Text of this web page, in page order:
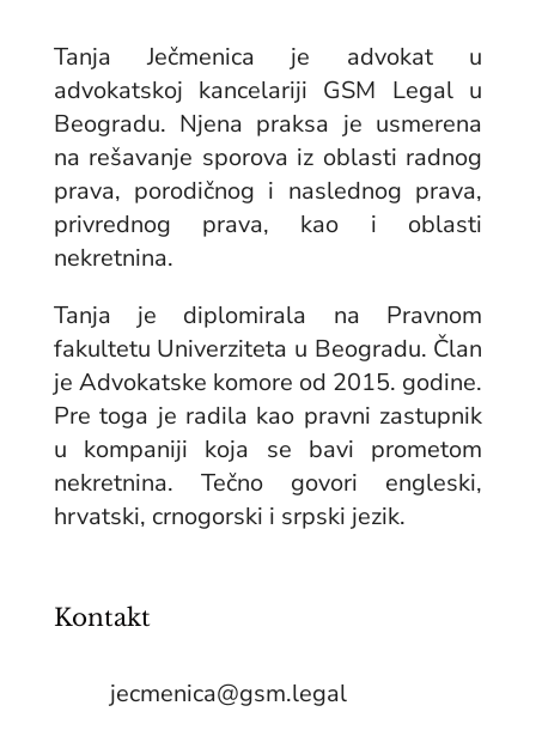
Tanja Ječmenica je advokat u
advokatskoj kancelariji GSM Legal u
Beogradu. Njena praksa je usmerena
na rešavanje sporova iz oblasti radnog
prava, porodičnog i naslednog prava,
privrednog prava, kao i oblasti
nekretnina.
Tanja je diplomirala na Pravnom
fakultetu Univerziteta u Beogradu. Član
je Advokatske komore od 2015. godine.
Pre toga je radila kao pravni zastupnik
u kompaniji koja se bavi prometom
nekretnina. Tečno govori engleski,
hrvatski, crnogorski i srpski jezik.
Kontakt
jecmenica@gsm.legal